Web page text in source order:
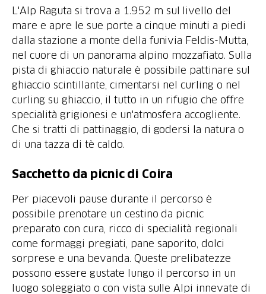
L'Alp Raguta si trova a 1.952 m sul livello del
mare e apre le sue porte a cinque minuti a piedi
dalla stazione a monte della funivia Feldis-Mutta,
nel cuore di un panorama alpino mozzafiato. Sulla
pista di ghiaccio naturale è possibile pattinare sul
ghiaccio scintillante, cimentarsi nel curling o nel
curling su ghiaccio, il tutto in un rifugio che offre
specialità grigionesi e un'atmosfera accogliente.
Che si tratti di pattinaggio, di godersi la natura o
di una tazza di tè caldo.
Sacchetto da picnic di Coira
Per piacevoli pause durante il percorso è
possibile prenotare un cestino da picnic
preparato con cura, ricco di specialità regionali
come formaggi pregiati, pane saporito, dolci
sorprese e una bevanda. Queste prelibatezze
possono essere gustate lungo il percorso in un
luogo soleggiato o con vista sulle Alpi innevate di